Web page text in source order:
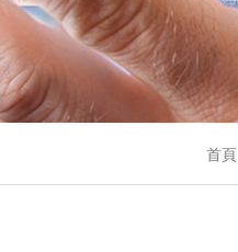
首頁